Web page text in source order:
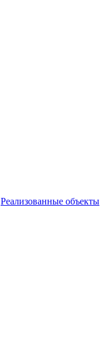
Реализованные объекты